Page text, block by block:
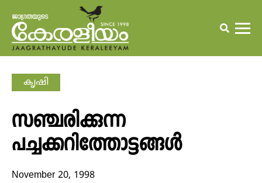
കൃഷി
സഞ്ചരിക്കുന്ന
പച്ചക്കറിത്തോട്ടങ്ങള്‍
November 20, 1998